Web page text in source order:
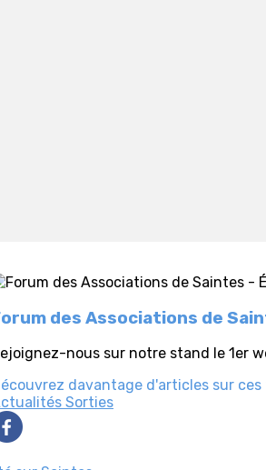
des Associations de
nous sur notre stand le 1er
davantage d'articles sur ces
Sorties